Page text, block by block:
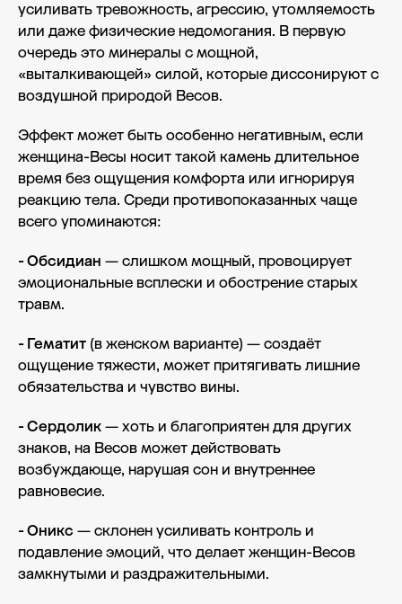
усиливать тревожность, агрессию, утомляемость
или даже физические недомогания. В первую
очередь это минералы с мощной,
«выталкивающей» силой, которые диссонируют с
воздушной природой Весов.
Эффект может быть особенно негативным, если
женщина-Весы носит такой камень длительное
время без ощущения комфорта или игнорируя
реакцию тела. Среди противопоказанных чаще
всего упоминаются:
- Обсидиан — слишком мощный, провоцирует
эмоциональные всплески и обострение старых
травм.
- Гематит (в женском варианте) — создаёт
ощущение тяжести, может притягивать лишние
обязательства и чувство вины.
- Сердолик — хоть и благоприятен для других
знаков, на Весов может действовать
возбуждающе, нарушая сон и внутреннее
равновесие.
- Оникс — склонен усиливать контроль и
подавление эмоций, что делает женщин-Весов
замкнутыми и раздражительными.